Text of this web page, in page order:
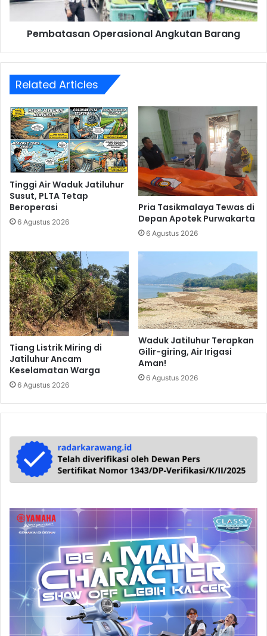
Pembatasan Operasional Angkutan Barang
Related Articles
Tinggi Air Waduk Jatiluhur
Susut, PLTA Tetap
Beroperasi
6 Agustus 2026
Pria Tasikmalaya Tewas di
Depan Apotek Purwakarta
6 Agustus 2026
Tiang Listrik Miring di
Jatiluhur Ancam
Keselamatan Warga
6 Agustus 2026
Waduk Jatiluhur Terapkan
Gilir-giring, Air Irigasi
Aman!
6 Agustus 2026